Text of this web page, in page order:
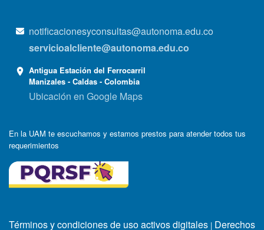
notificacionesyconsultas@autonoma.edu.co
servicioalcliente@autonoma.edu.co
Antigua Estación del Ferrocarril
Manizales - Caldas - Colombia
Ubicación en Google Maps
En la UAM te escuchamos y estamos prestos para atender todos tus
requerimientos
Términos y condiciones de uso activos digitales | Derechos